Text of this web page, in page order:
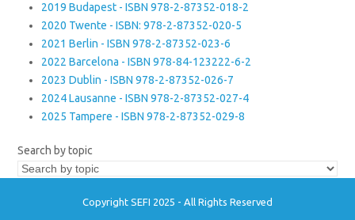
2019 Budapest - ISBN 978-2-87352-018-2
2020 Twente - ISBN: 978-2-87352-020-5
2021 Berlin - ISBN 978-2-87352-023-6
2022 Barcelona - ISBN 978-84-123222-6-2
2023 Dublin - ISBN 978-2-87352-026-7
2024 Lausanne - ISBN 978-2-87352-027-4
2025 Tampere - ISBN 978-2-87352-029-8
Search by topic
Copyright SEFI 2025 - All Rights Reserved